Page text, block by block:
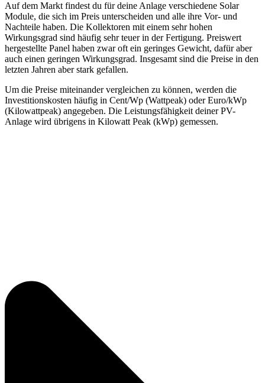
Auf dem Markt findest du für deine Anlage verschiedene Solar
Module, die sich im Preis unterscheiden und alle ihre Vor- und
Nachteile haben. Die Kollektoren mit einem sehr hohen
Wirkungsgrad sind häufig sehr teuer in der Fertigung. Preiswert
hergestellte Panel haben zwar oft ein geringes Gewicht, dafür aber
auch einen geringen Wirkungsgrad. Insgesamt sind die Preise in den
letzten Jahren aber stark gefallen.
Um die Preise miteinander vergleichen zu können, werden die
Investitionskosten häufig in Cent/Wp (Wattpeak) oder Euro/kWp
(Kilowattpeak) angegeben. Die Leistungsfähigkeit deiner PV-
Anlage wird übrigens in Kilowatt Peak (kWp) gemessen.